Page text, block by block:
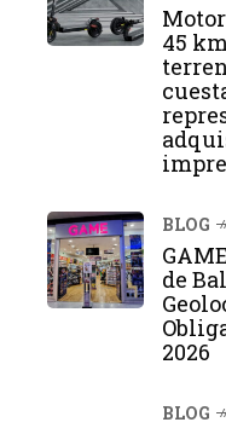
45
BLOG
de
2026
BLOG